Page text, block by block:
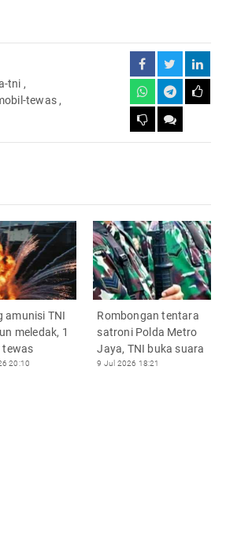
tni ,
tewas,
amunisi TNI
meledak, 1
tewas
20:10
Rombongan tentara
satroni Polda Metro
Jaya, TNI buka suara
9 Jul 2026 18:21